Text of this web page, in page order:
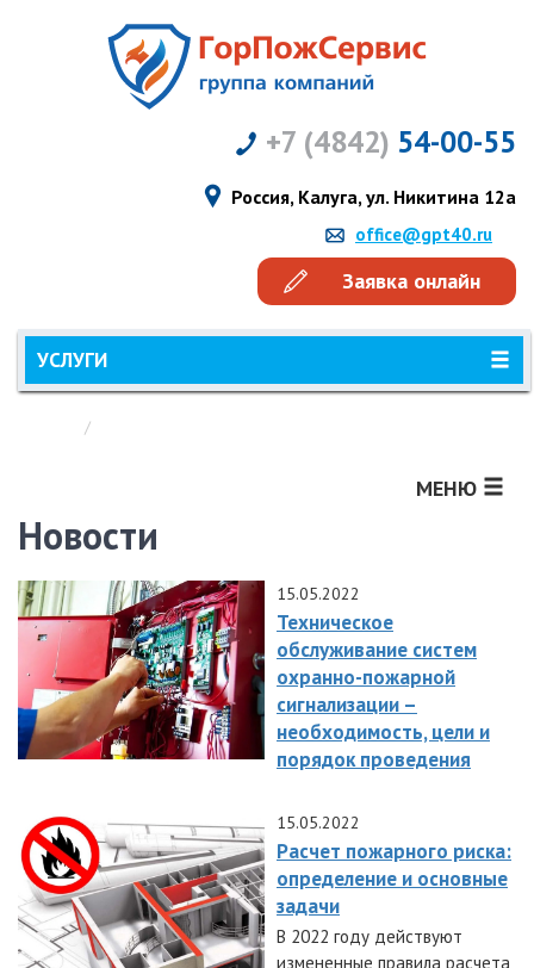
+7 (4842) 54-00-55
Россия, Калуга, ул. Никитина 12а
office@gpt40.ru
Заявка онлайн
УСЛУГИ
МЕНЮ
Новости
15.05.2022
Техническое
обслуживание систем
охранно-пожарной
сигнализации –
необходимость, цели и
порядок проведения
15.05.2022
Расчет пожарного риска:
определение и основные
задачи
В 2022 году действуют
измененные правила расчета